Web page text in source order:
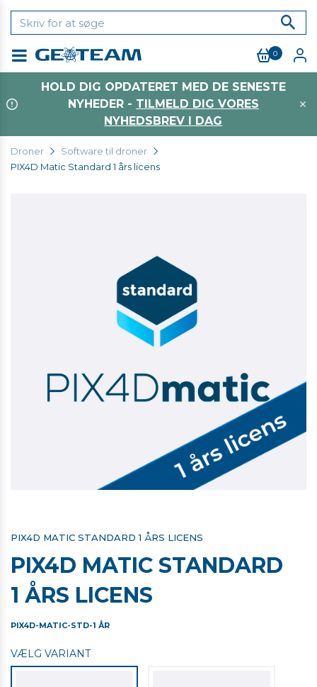
0
HOLD DIG OPDATERET MED DE SENESTE
NYHEDER - TILMELD DIG VORES
NYHEDSBREV I DAG
Droner
Software til droner
PIX4D Matic Standard 1 års licens
PIX4D MATIC STANDARD 1 ÅRS LICENS
PIX4D MATIC STANDARD
1 ÅRS LICENS
PIX4D-MATIC-STD-1 ÅR
VÆLG VARIANT